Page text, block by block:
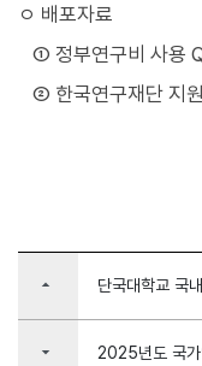
ㅇ 배포자료
① 정부연구비 사용
② 한국연구재단 지
arrow_drop_up 단국대학교 국
arrow_drop_down 2025년도 국